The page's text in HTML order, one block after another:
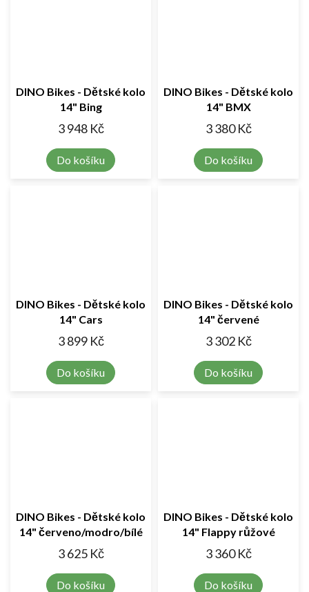
DINO Bikes - Dětské kolo
14" Bing
3 948 Kč
Do košíku
DINO Bikes - Dětské kolo
14" BMX
3 380 Kč
Do košíku
DINO Bikes - Dětské kolo
14" Cars
3 899 Kč
Do košíku
DINO Bikes - Dětské kolo
14" červené
3 302 Kč
Do košíku
DINO Bikes - Dětské kolo
14" červeno/modro/bílé
3 625 Kč
Do košíku
DINO Bikes - Dětské kolo
14" Flappy růžové
3 360 Kč
Do košíku